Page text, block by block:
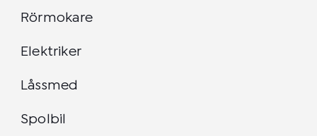
Rörmokare
Elektriker
Låssmed
Spolbil